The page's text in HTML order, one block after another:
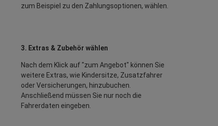
zum Beispiel zu den Zahlungsoptionen, wählen.
3. Extras & Zubehör wählen
Nach dem Klick auf "zum Angebot" können Sie
weitere Extras, wie Kindersitze, Zusatzfahrer
oder Versicherungen, hinzubuchen.
Anschließend müssen Sie nur noch die
Fahrerdaten eingeben.